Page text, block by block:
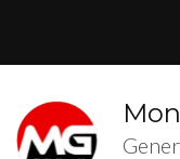
(Press
Enter)